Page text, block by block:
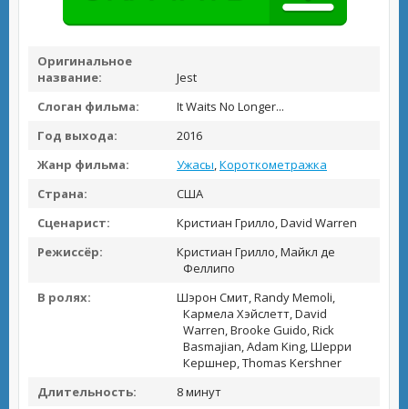
Оригинальное
название:
Jest
Слоган фильма:
It Waits No Longer...
Год выхода:
2016
Жанр фильма:
Ужасы,Короткометражка
Страна:
США
Сценарист:
Кристиан Грилло, David Warren
Режиссёр:
Кристиан Грилло, Майкл де
Феллипо
В ролях:
Шэрон Смит, Randy Memoli,
Кармела Хэйслетт, David
Warren, Brooke Guido, Rick
Basmajian, Adam King, Шерри
Кершнер, Thomas Kershner
Длительность:
8 минут